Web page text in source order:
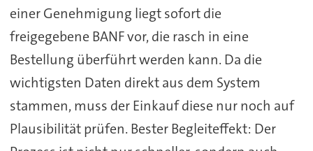
einer Genehmigung liegt sofort die
freigegebene BANF vor, die rasch in eine
Bestellung überführt werden kann. Da die
wichtigsten Daten direkt aus dem System
stammen, muss der Einkauf diese nur noch auf
Plausibilität prüfen. Bester Begleiteffekt: Der